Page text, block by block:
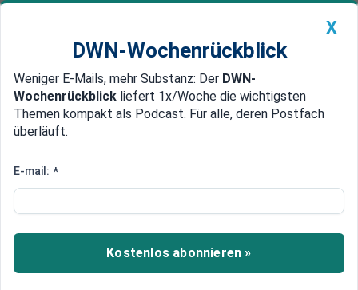
Newsticker MEIN DWN: Geldanlage Premium
Edelmetalle DWN-Magazin China
Vorsitz bei Haushalt
Bundestag: Parteien beenden
Blockade gegen die AfD
Die Parteien im Bundestag haben die Blockade
X
DWN-Wochenrückblick
Weniger E-Mails, mehr Substanz: Der DWN-
Wochenrückblick liefert 1x/Woche die wichtigsten
Themen kompakt als Podcast. Für alle, deren Postfach
überläuft.
E-mail: *
Kostenlos abonnieren »